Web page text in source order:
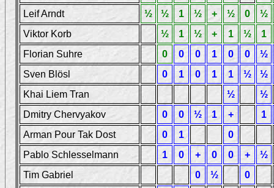
Leif Arndt
½ ½ 1 ½ + ½ 0
½
Viktor Korb
½ 1 ½ + 1 ½
1
Florian Suhre
0 0 0 1 0 0
½
Sven Blösl
0 1 0 1 1 ½
½
Khai Liem Tran
½
½
Dmitry Chervyakov
0 0 ½ 1 +
1
Arman Pour Tak Dost
0 1
0
Pablo Schlesselmann
1 0 + 0 0 +
½
Tim Gabriel
0 ½
0